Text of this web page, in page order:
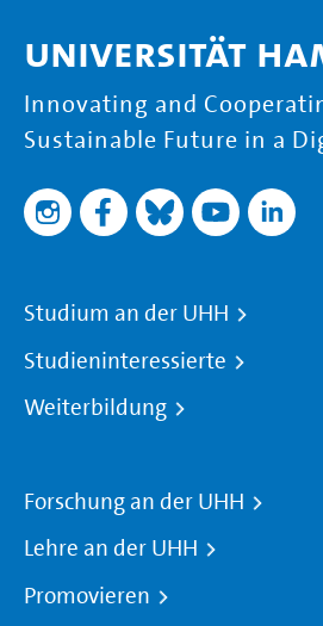
Universität
Innovating and
Sustainable Future in a
Studium an der UHH
Studieninteressierte
Weiterbildung
Forschung an der UHH
Lehre an der UHH
Promovieren